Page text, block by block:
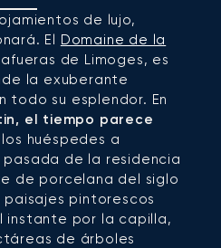
de lujo,
El Domaine de la
de Limoges, es
la exuberante
su esplendor. En
el tiempo parece
huéspedes a
de la residencia
de porcelana del siglo
paisajes pintorescos
instante por la capilla,
de árboles